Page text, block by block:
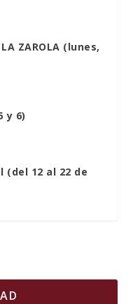
ZAROLA (lunes,
y 6)
(del 12 al 22 de